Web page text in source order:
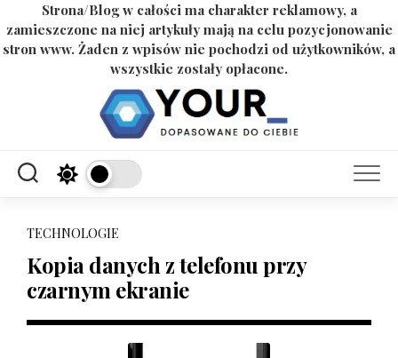
Strona/Blog w całości ma charakter reklamowy, a
zamieszczone na niej artykuły mają na celu pozycjonowanie
stron www. Żaden z wpisów nie pochodzi od użytkowników, a
wszystkie zostały opłacone.
TECHNOLOGIE
Kopia danych z telefonu przy
czarnym ekranie